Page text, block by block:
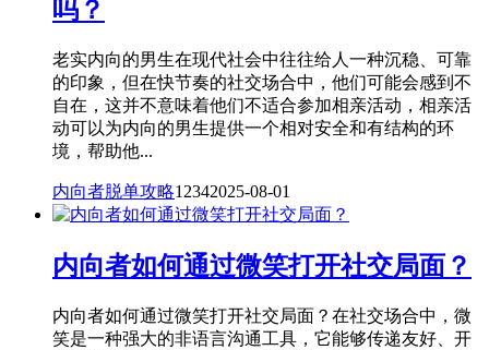
吗？
老实内向的男生在现代社会中往往给人一种沉稳、可靠
的印象，但在快节奏的社交场合中，他们可能会感到不
自在，这并不意味着他们不适合参加相亲活动，相亲活
动可以为内向的男生提供一个相对安全和有结构的环
境，帮助他...
内向者脱单攻略12342025-08-01
内向者如何通过微笑打开社交局面？
内向者如何通过微笑打开社交局面？在社交场合中，微
笑是一种强大的非语言沟通工具，它能够传递友好、开